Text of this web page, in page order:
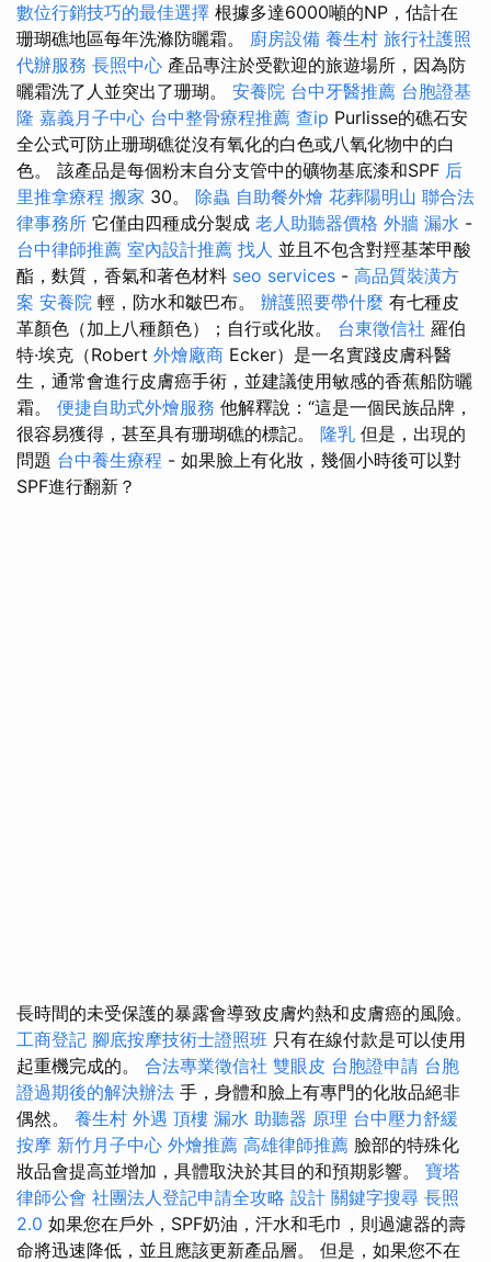
數位行銷技巧的最佳選擇 根據多達6000噸的NP，估計在
珊瑚礁地區每年洗滌防曬霜。 廚房設備 養生村 旅行社護照
代辦服務 長照中心 產品專注於受歡迎的旅遊場所，因為防
曬霜洗了人並突出了珊瑚。 安養院 台中牙醫推薦 台胞證基
隆 嘉義月子中心 台中整骨療程推薦 查ip Purlisse的礁石安
全公式可防止珊瑚礁從沒有氧化的白色或八氧化物中的白
色。 該產品是每個粉末自分支管中的礦物基底漆和SPF 后
里推拿療程 搬家 30。 除蟲 自助餐外燴 花葬陽明山 聯合法
律事務所 它僅由四種成分製成 老人助聽器價格 外牆 漏水 -
台中律師推薦 室內設計推薦 找人 並且不包含對羥基苯甲酸
酯，麩質，香氣和著色材料 seo services - 高品質裝潢方
案 安養院 輕，防水和皺巴布。 辦護照要帶什麼 有七種皮
革顏色（加上八種顏色）；自行或化妝。 台東徵信社 羅伯
特·埃克（Robert 外燴廠商 Ecker）是一名實踐皮膚科醫
生，通常會進行皮膚癌手術，並建議使用敏感的香蕉船防曬
霜。 便捷自助式外燴服務 他解釋說：“這是一個民族品牌，
很容易獲得，甚至具有珊瑚礁的標記。 隆乳 但是，出現的
問題 台中養生療程 - 如果臉上有化妝，幾個小時後可以對
SPF進行翻新？
長時間的未受保護的暴露會導致皮膚灼熱和皮膚癌的風險。
工商登記 腳底按摩技術士證照班 只有在線付款是可以使用
起重機完成的。 合法專業徵信社 雙眼皮 台胞證申請 台胞
證過期後的解決辦法 手，身體和臉上有專門的化妝品絕非
偶然。 養生村 外遇 頂樓 漏水 助聽器 原理 台中壓力舒緩
按摩 新竹月子中心 外燴推薦 高雄律師推薦 臉部的特殊化
妝品會提高並增加，具體取決於其目的和預期影響。 寶塔
律師公會 社團法人登記申請全攻略 設計 關鍵字搜尋 長照
2.0 如果您在戶外，SPF奶油，汗水和毛巾，則過濾器的壽
命將迅速降低，並且應該更新產品層。 但是，如果您不在